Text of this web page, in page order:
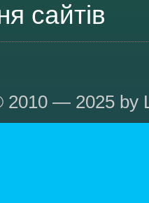
сайтів
2010 — 2025 by